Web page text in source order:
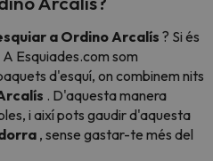
a Ordino Arcalís ? Si és
Esquiades.com som
d'esquí, on combinem nits
. D'aquesta manera
i així pots gaudir d'aquesta
, sense gastar-te més del